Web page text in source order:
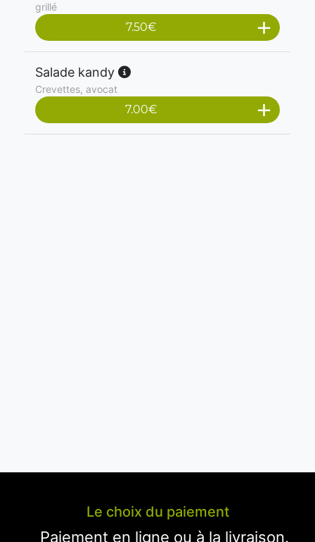
grillé
7.50€
Salade kandy
Crevettes, avocat
7.00€
Le choix du paiement
Paiement en ligne ou à la livraison.